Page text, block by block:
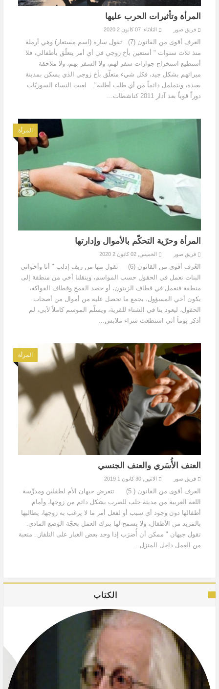
المرأة وتأثيرات الحرب عليها
فريق صور الثلاثاء, 07 كانون 2 2020
العرف أقوى من القانون (7) تقول سارة (اسم مستعار) وهي أرملة
منذ ثلاث سنوات " أستعين بأخ زوجي في أي أمر يتعلّق بأطفالي، فلا
أستطيع استخراج جوازات سفر لهم، ولا السفر بهم، ولا ملاحقة
ميراثهم بشكل جيد، فكل شيء متعلّق بأخ زوجي الذي يسكن بمدينة
بعيدة، ويتململ دائماً من أي طلب أطلبه". لعبت النساء السوريّات
دوراً قوياً بعد آذار 2011 كناشطات...
المرأة
المرأة وحرّية التحكّم بالأموال وإدارتها
فريق صور الخميس, 02 كانون 2 2020
العُرف أقوى من القانون (6) تقول مها من ريف إدلب " أنا وأخواتي
البنات نعمل في الحقول حسب المواسم، وينقلنا أخي من منطقة إلى
منطقة فنعمل في قطاف الزيتون، أو حصد القمح وقطاف الفواكه،
يكون أخي المسؤول، يجمع ما نحصل عليه من أموال من أصحاب
الحقول، ليعود بنا في الشتاء للقرية، ويسلّم الموسم كاملاً لأبي، لم
أذكر يوماً أني استطعت شراء ملابس...
المرأة
العنف الأُسَري والعنف الجنسي
فريق صور الاثنين, 30 كانون 1 2019
العرف أقوى من القانون ( 5) تتعرض جيهان الأم لطفلين ومدرِّسة
اللغة العربية من مدينة حلب للضرب بشكل دائم من زوجها، وأمام
أطفالها دون وجود أي سبب أو لفعل أمر ما لا يرغب به زوجها، يطالبها
بالمزيد من الأطفال، ولا يسمح لها بترك العمل بحجّة الوضع المادي.
تقول جيهان " ممكن أن أُضرَب إذا وجد بعض الغبار على التلفاز.. متعبة
من العمل داخل المنزل...
الكتاب